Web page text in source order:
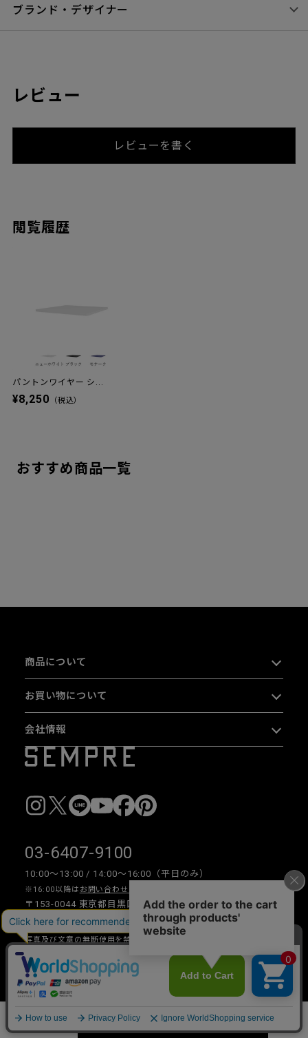
数量 カートに入れる
ブランド・デザイナー
レビュー
レビューを書く
閲覧履歴
パントンワイヤー シ...
¥8,250 （税込）
おすすめ商品一覧
商品について
お買い物について
会社情報
03-6407-9100
10:00〜13:00 / 14:00〜16:00（平日のみ）
※16:00以降は お問い合わせフォーム
〒153-0044 東京都目黒区大橋 2-16-26 1F・2F
写真及び文章の無断使用を禁じます。
Copyright © 2026 SEMPRE DESIGN CO., LTD.All right reserved.
__